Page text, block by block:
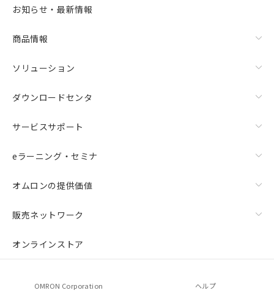
お知らせ・最新情報
商品情報
ソリューション
ダウンロードセンタ
サービスサポート
eラーニング・セミナ
オムロンの提供価値
販売ネットワーク
オンラインストア
OMRON Corporation ヘルプ